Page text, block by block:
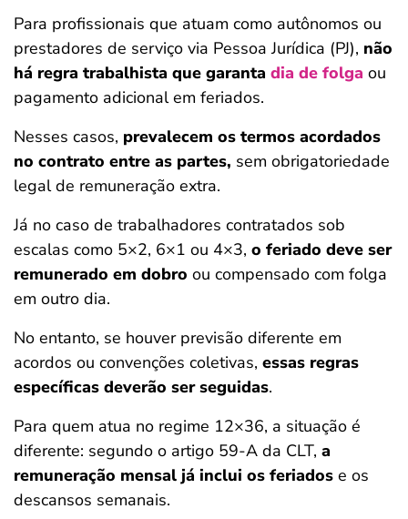
Para profissionais que atuam como autônomos ou
prestadores de serviço via Pessoa Jurídica (PJ), não
há regra trabalhista que garanta dia de folga ou
pagamento adicional em feriados.
Nesses casos, prevalecem os termos acordados
no contrato entre as partes, sem obrigatoriedade
legal de remuneração extra.
Já no caso de trabalhadores contratados sob
escalas como 5×2, 6×1 ou 4×3, o feriado deve ser
remunerado em dobro ou compensado com folga
em outro dia.
No entanto, se houver previsão diferente em
acordos ou convenções coletivas, essas regras
específicas deverão ser seguidas.
Para quem atua no regime 12×36, a situação é
diferente: segundo o artigo 59-A da CLT, a
remuneração mensal já inclui os feriados e os
descansos semanais.